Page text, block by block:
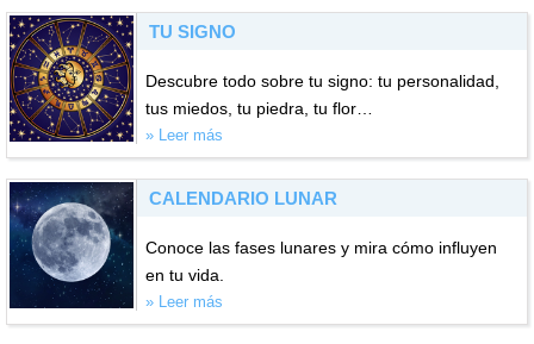
TU SIGNO
Descubre todo sobre tu signo: tu personalidad,
tus miedos, tu piedra, tu flor…
» Leer más
CALENDARIO LUNAR
Conoce las fases lunares y mira cómo influyen
en tu vida.
» Leer más